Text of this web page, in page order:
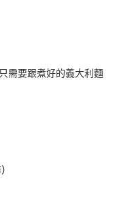
需要跟煮好的義大利麵